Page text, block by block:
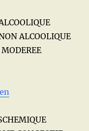
ALCOOLIQUE